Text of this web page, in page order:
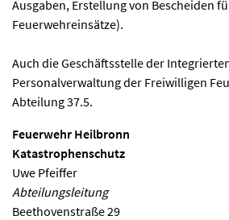
Ausgaben, Erstellung von Bescheiden
Feuerwehreinsätze).
Auch die Geschäftsstelle der
Personalverwaltung der Freiwilligen
Abteilung 37.5.
Feuerwehr Heilbronn
Katastrophenschutz
Uwe Pfeiffer
Abteilungsleitung
Beethovenstraße 29